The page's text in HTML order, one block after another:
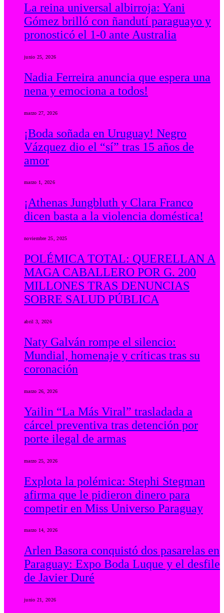
La reina universal albirroja: Yani
Gómez brilló con ñandutí paraguayo y
pronosticó el 1-0 ante Australia
junio 25, 2026
Nadia Ferreira anuncia que espera una
nena y emociona a todos!
marzo 27, 2026
¡Boda soñada en Uruguay! Negro
Vázquez dio el “sí” tras 15 años de
amor
marzo 1, 2026
¡Athenas Jungbluth y Clara Franco
dicen basta a la violencia doméstica!
noviembre 25, 2025
POLÉMICA TOTAL: QUERELLAN A
MAGA CABALLERO POR G. 200
MILLONES TRAS DENUNCIAS
SOBRE SALUD PÚBLICA
abril 3, 2026
Naty Galván rompe el silencio:
Mundial, homenaje y críticas tras su
coronación
marzo 26, 2026
Yailin “La Más Viral” trasladada a
cárcel preventiva tras detención por
porte ilegal de armas
marzo 25, 2026
Explota la polémica: Stephi Stegman
afirma que le pidieron dinero para
competir en Miss Universo Paraguay
marzo 14, 2026
Arlen Basora conquistó dos pasarelas en
Paraguay: Expo Boda Luque y el desfile
de Javier Duré
junio 21, 2026